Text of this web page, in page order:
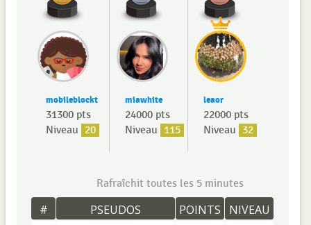
mobileblockt
31300 pts
Niveau 20
miawhite
24000 pts
Niveau 115
leaor
22000 pts
Niveau 32
Rafraîchit toutes les 5 minutes
# PSEUDOS POINTS
NIVEAU